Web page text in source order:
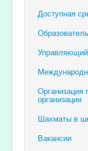
Доступная
Организация
организации
Шахматы в
Вакансии